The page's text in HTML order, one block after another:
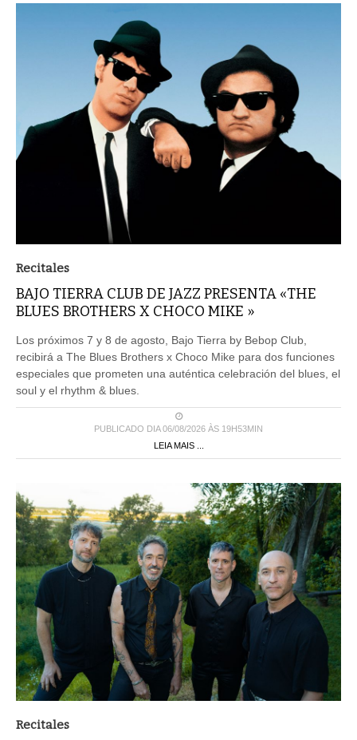
Recitales
BAJO TIERRA CLUB DE JAZZ PRESENTA «THE
BLUES BROTHERS X CHOCO MIKE »
Los próximos 7 y 8 de agosto, Bajo Tierra by Bebop Club,
recibirá a The Blues Brothers x Choco Mike para dos funciones
especiales que prometen una auténtica celebración del blues, el
soul y el rhythm & blues.
PUBLICADO DIA 06/08/2026 ÀS 19H53MIN
LEIA MAIS ...
Recitales